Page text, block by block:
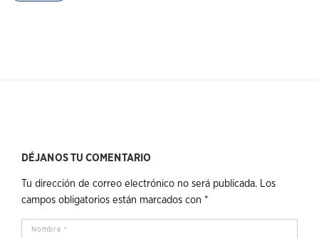
DÉJANOS TU COMENTARIO
Tu dirección de correo electrónico no será publicada. Los
campos obligatorios están marcados con *